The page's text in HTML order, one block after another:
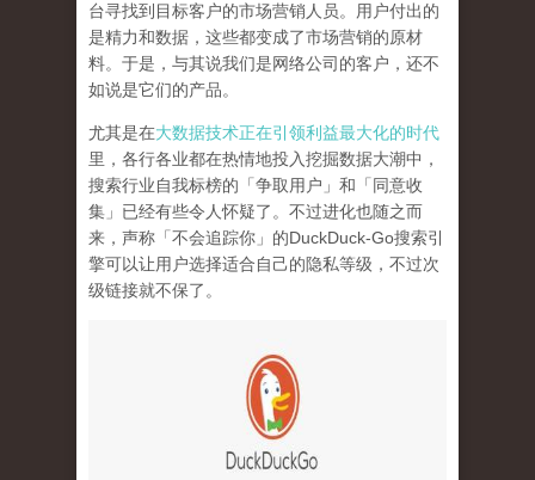
台寻找到目标客户的市场营销人员。用户付出的
是精力和数据，这些都变成了市场营销的原材
料。于是， 与其说我们是网络公司的客户，还不
如说是它们的产品。
尤其是在大数据技术正在引领利益最大化的时代
里，各行各业都在热情地投入挖掘数据大潮中，
搜索行业自我标榜的「争取用户」和「同意收
集」已经有些令人怀疑了。不过进化也随之而
来，声称「不会追踪你」的DuckDuck-Go搜索引
擎可以让用户选择适合自己的隐私等级，不过次
级链接就不保了。